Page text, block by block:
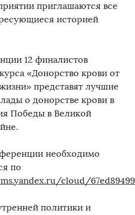
приглашаются все
историей
12 финалистов
«Донорство крови от
представят лучшие
о донорстве крови в
Победы в Великой
необходимо
по
cloud/
политики и